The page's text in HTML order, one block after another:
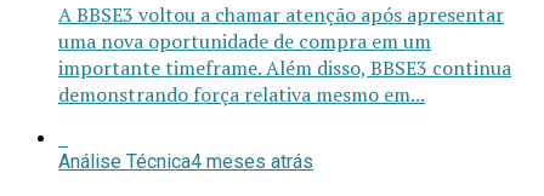
A BBSE3 voltou a chamar atenção após apresentar
uma nova oportunidade de compra em um
importante timeframe. Além disso, BBSE3 continua
demonstrando força relativa mesmo em...
Análise Técnica4 meses atrás